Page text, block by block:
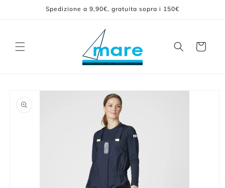
direttamenteSpedizione a 9,90€, gratuita sopra i 150€
Carrello
Passa alle
informazioni
sul prodotto